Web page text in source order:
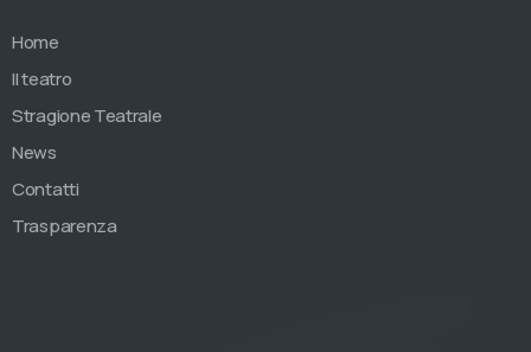
Home
Il teatro
Stragione Teatrale
News
Contatti
Trasparenza